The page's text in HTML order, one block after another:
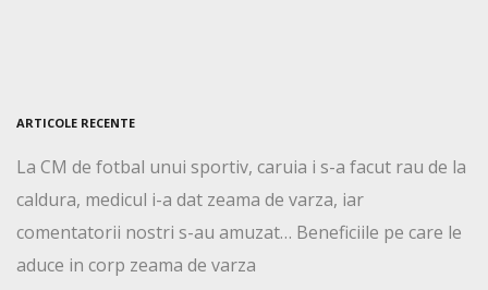
ARTICOLE RECENTE
La CM de fotbal unui sportiv, caruia i s-a facut rau de la
caldura, medicul i-a dat zeama de varza, iar
comentatorii nostri s-au amuzat… Beneficiile pe care le
aduce in corp zeama de varza